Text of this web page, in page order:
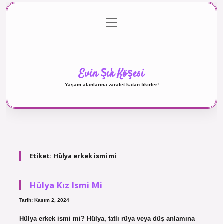
Gizlilik Politikası
menüyü
aç
Evin Şık Köşesi
Yaşam alanlarına zarafet katan fikirler!
Etiket: Hülya erkek ismi mi
Hülya Kız Ismi Mi
Tarih: Kasım 2, 2024
Hülya erkek ismi mi? Hülya, tatlı rüya veya düş anlamına